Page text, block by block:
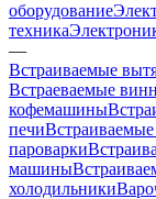
оборудование
техника
—
Встраиваемые
Встраеваемые
кофемашины
печи
пароварки
машины
холодильники